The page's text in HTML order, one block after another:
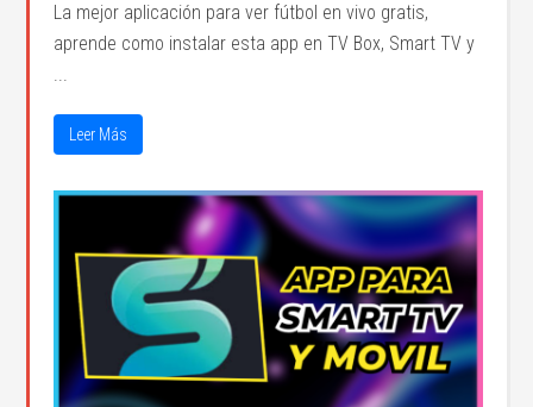
La mejor aplicación para ver fútbol en vivo gratis,
aprende como instalar esta app en TV Box, Smart TV y
...
Leer Más